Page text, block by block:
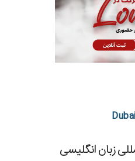
زبان انگلیسی